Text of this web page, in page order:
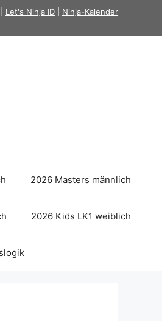
Let's Ninja ID Ninja-Kalender
2026 Masters männlich
2026 Kids LK1 weiblich